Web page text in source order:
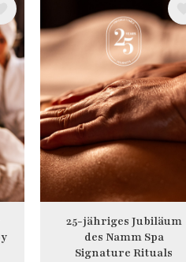
Bild
25-jähriges Jubiläum
des Namm Spa
Signature Rituals